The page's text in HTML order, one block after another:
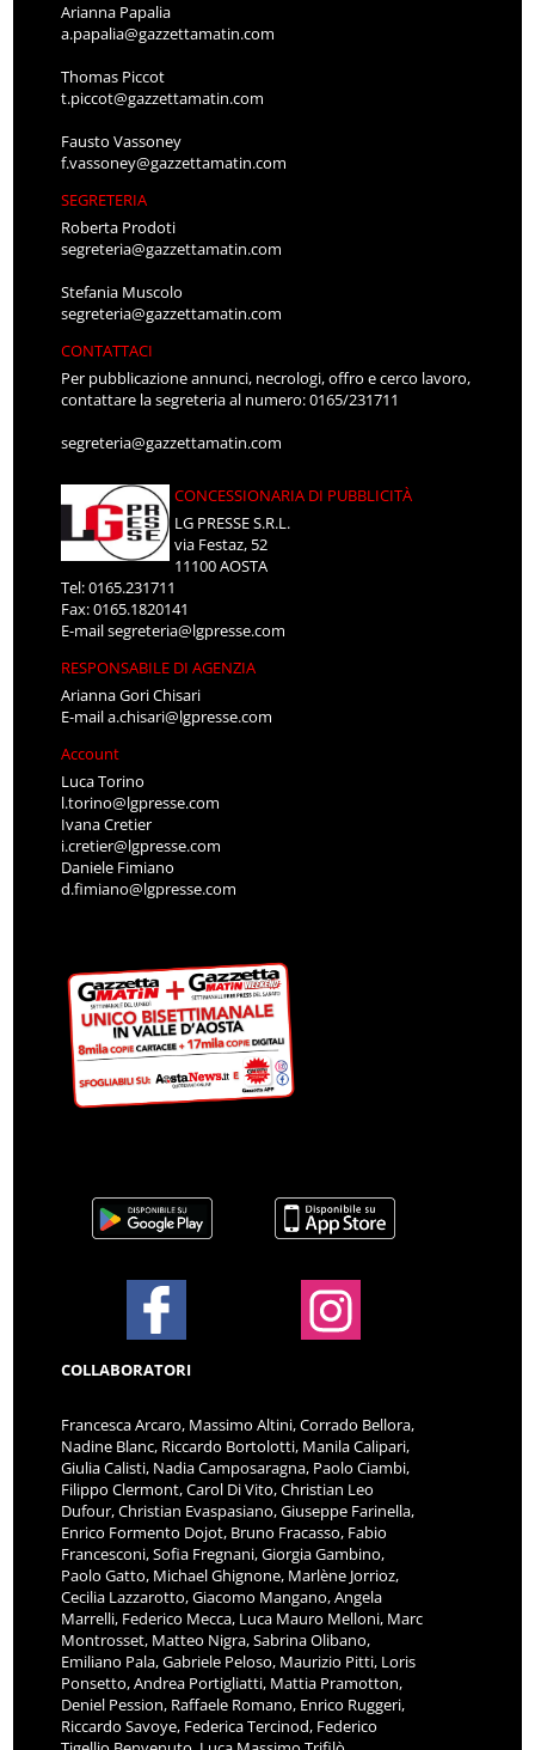
Arianna Papalia
a.papalia@gazzettamatin.com
Thomas Piccot
t.piccot@gazzettamatin.com
Fausto Vassoney
f.vassoney@gazzettamatin.com
SEGRETERIA
Roberta Prodoti
segreteria@gazzettamatin.com
Stefania Muscolo
segreteria@gazzettamatin.com
CONTATTACI
Per pubblicazione annunci, necrologi, offro e cerco lavoro,
contattare la segreteria al numero: 0165/231711
segreteria@gazzettamatin.com
CONCESSIONARIA DI PUBBLICITÀ
LG PRESSE S.R.L.
via Festaz, 52
11100 AOSTA
Tel: 0165.231711
Fax: 0165.1820141
E-mailsegreteria@lgpresse.com
RESPONSABILE DI AGENZIA
Arianna Gori Chisari
E-maila.chisari@lgpresse.com
Account
Luca Torino
l.torino@lgpresse.com
Ivana Cretier
i.cretier@lgpresse.com
Daniele Fimiano
d.fimiano@lgpresse.com
COLLABORATORI
Francesca Arcaro, Massimo Altini, Corrado Bellora,
Nadine Blanc, Riccardo Bortolotti, Manila Calipari,
Giulia Calisti, Nadia Camposaragna, Paolo Ciambi,
Filippo Clermont, Carol Di Vito, Christian Leo
Dufour, Christian Evaspasiano, Giuseppe Farinella,
Enrico Formento Dojot, Bruno Fracasso, Fabio
Francesconi, Sofia Fregnani, Giorgia Gambino,
Paolo Gatto, Michael Ghignone, Marlène Jorrioz,
Cecilia Lazzarotto, Giacomo Mangano, Angela
Marrelli, Federico Mecca, Luca Mauro Melloni, Marc
Montrosset, Matteo Nigra, Sabrina Olibano,
Emiliano Pala, Gabriele Peloso, Maurizio Pitti, Loris
Ponsetto, Andrea Portigliatti, Mattia Pramotton,
Deniel Pession, Raffaele Romano, Enrico Ruggeri,
Riccardo Savoye, Federica Tercinod, Federico